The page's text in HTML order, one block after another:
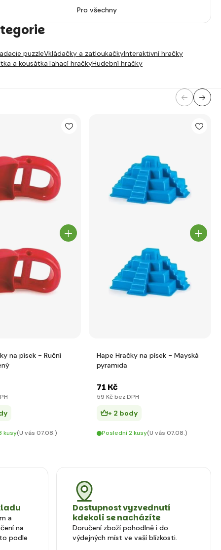
Pro všechny
puzzleVkládačky a zatloukačkyInteraktivní hračky
a kousátkaTahací hračkyHudební hračky
na písek - Ruční
kusy(U vás 07.08.)
Hape Hračky na písek - Mayská
pyramida
71 Kč
59 Kč bez DPH
+ 2 body
Poslední 2 kusy(U vás 07.08.)
a
na
podle
Dostupnost vyzvednutí
kdekoli se nacházíte
Doručení zboží pohodlně i do
výdejných míst ve vaší blízkosti.